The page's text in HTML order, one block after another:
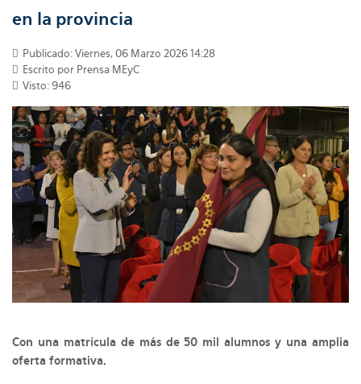
en la provincia
Publicado: Viernes, 06 Marzo 2026 14:28
Escrito por Prensa MEyC
Visto: 946
Con una matrícula de más de 50 mil alumnos y una amplia
oferta formativa.